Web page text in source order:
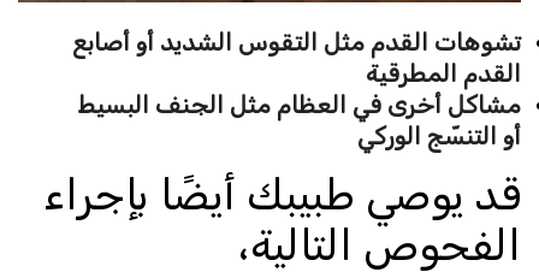
تشوهات القدم مثل التقوس الشديد أو أصابع
القدم المطرقية
مشاكل أخرى في العظام مثل الجنف البسيط
أو التنسّج الوركي
قد يوصي طبيبك أيضًا بإجراء
الفحوص التالية،